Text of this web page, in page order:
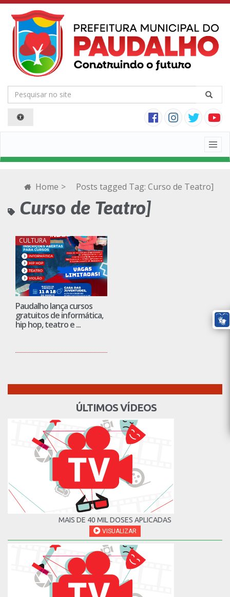
Home > Posts tagged Tag: Curso de Teatro]
Curso de Teatro]
CULTURA
Paudalho lança cursos
gratuitos de informática,
hip hop, teatro e ...
ÚLTIMOS VÍDEOS
MAIS DE 40 MIL DOSES APLICADAS
VISUALIZAR